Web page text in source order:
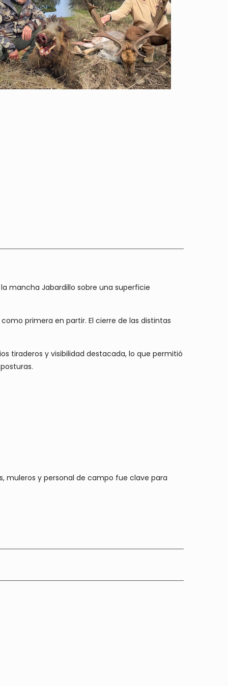
mancha Jabardillo sobre una superficie
primera en partir. El cierre de las distintas
tiraderos y visibilidad destacada, lo que permitió
muleros y personal de campo fue clave para